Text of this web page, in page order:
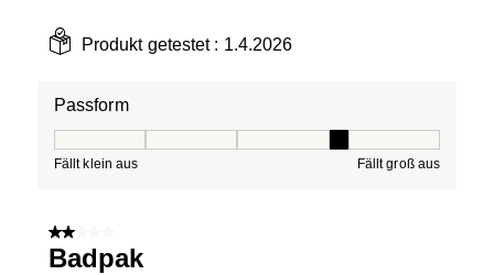
Produkt getestet : 1.4.2026
Passform
Fällt klein aus Fällt groß aus
2 von 5 Sternen.
Badpak